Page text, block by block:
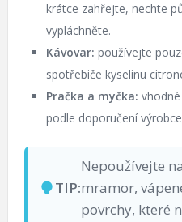
krátce zahřejte, nechte
vypláchněte.
Kávovar: používejte
spotřebiče kyselinu
Pračka a myčka:
podle doporučení
TIP:
Nepoužívejte
mramor,
povrchy, které